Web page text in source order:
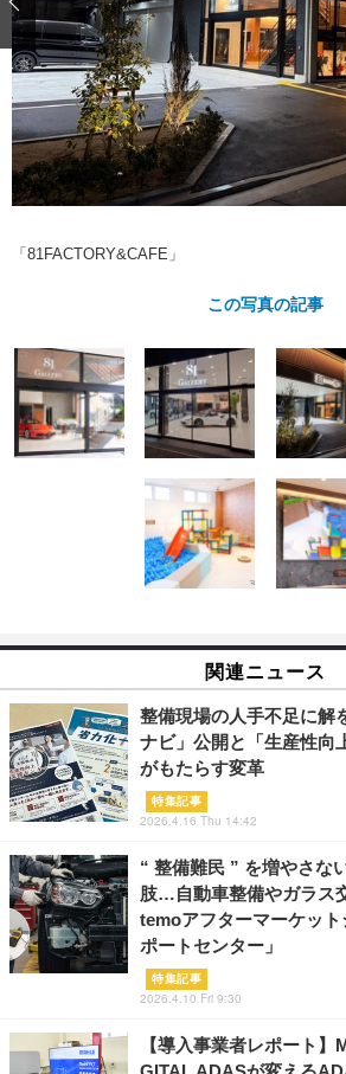
自動車豆知識 ストップ
鈑金・塗装
ディテイリング
ヘッドライト磨き
フィルム・ラッピング
鈑金・塗装
小キズ直し
特集記事
ストップ 不具合修理＆粗悪修理
カーメー
コラム
ショップ紹介
ショップレポート
レストア
カーメーカー「旧車」関連プロジ
イベント告知
「81FACTORY&CAFE」
この写真の記事
関連ニュース
整備現場の人手不足に
ナビ」公開と「生産性向
がもたらす変革
特集記事
2026.4.16 Thu 14:42
“ 整備難民 ” を増やさな
肢…自動車整備やガラス
temoアフターマーケッ
ポートセンター」
特集記事
2026.4.10 Fri 9:30
【導入事業者レポート